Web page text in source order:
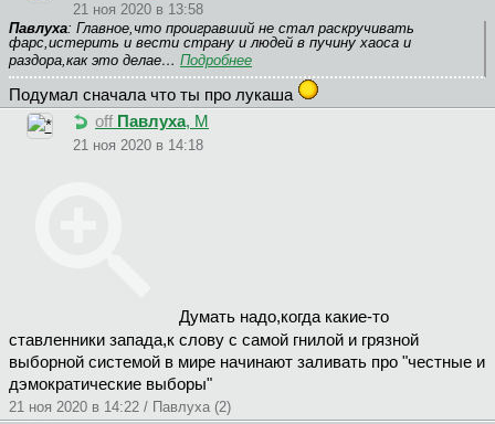
21 ноя 2020 в 13:58
Павлуха: Главное,что проигравший не стал раскручивать
фарс,истерить и вести страну и людей в пучину хаоса и
раздора,как это делае… Подробнее
Подумал сначала что ты про лукаша
off Павлуха, М
21 ноя 2020 в 14:18
Думать надо,когда какие-то
ставленники запада,к слову с самой гнилой и грязной
выборной системой в мире начинают заливать про "честные и
дэмократические выборы"
21 ноя 2020 в 14:22 / Павлуха (2)